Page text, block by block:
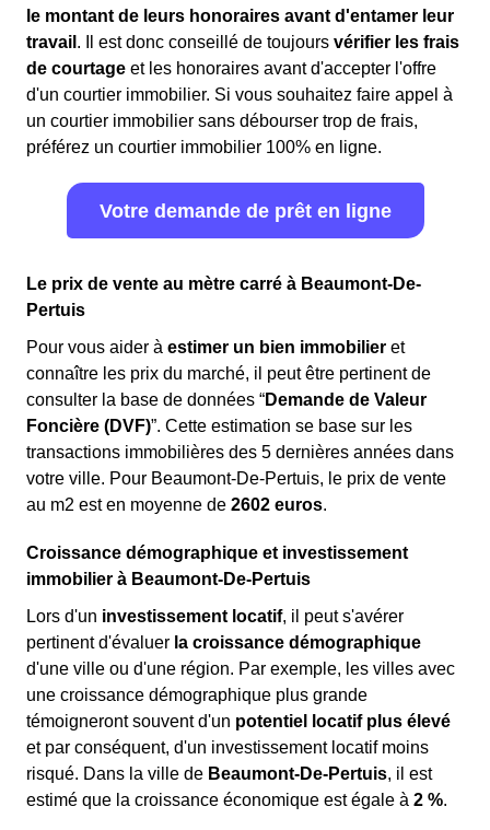
le montant de leurs honoraires avant d'entamer leur
travail . Il est donc conseillé de toujours vérifier les frais
de courtage et les honoraires avant d'accepter l'offre
d'un courtier immobilier. Si vous souhaitez faire appel à
un courtier immobilier sans débourser trop de frais,
préférez un courtier immobilier 100% en ligne.
Votre demande de prêt en ligne
Le prix de vente au mètre carré à Beaumont-De-
Pertuis
Pour vous aider à estimer un bien immobilier et
connaître les prix du marché, il peut être pertinent de
consulter la base de données “Demande de Valeur
Foncière (DVF)”. Cette estimation se base sur les
transactions immobilières des 5 dernières années dans
votre ville. Pour Beaumont-De-Pertuis, le prix de vente
au m2 est en moyenne de 2602 euros.
Croissance démographique et investissement
immobilier à Beaumont-De-Pertuis
Lors d'un investissement locatif, il peut s'avérer
pertinent d'évaluer la croissance démographique
d'une ville ou d'une région. Par exemple, les villes avec
une croissance démographique plus grande
témoigneront souvent d'un potentiel locatif plus élevé
et par conséquent, d'un investissement locatif moins
risqué. Dans la ville de Beaumont-De-Pertuis, il est
estimé que la croissance économique est égale à 2 %.